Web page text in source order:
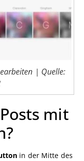
| Quelle:
mit
in der Mitte des